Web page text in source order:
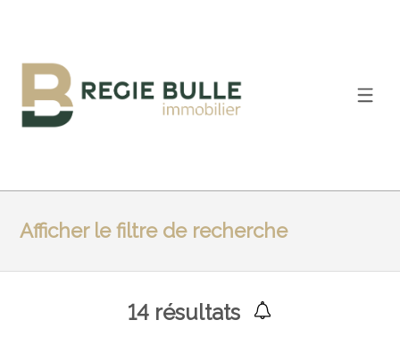
Afficher le filtre de recherche
14 résultats